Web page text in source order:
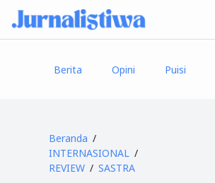
Berita Opini Puisi
Beranda
INTERNASIONAL
REVIEW
SASTRA